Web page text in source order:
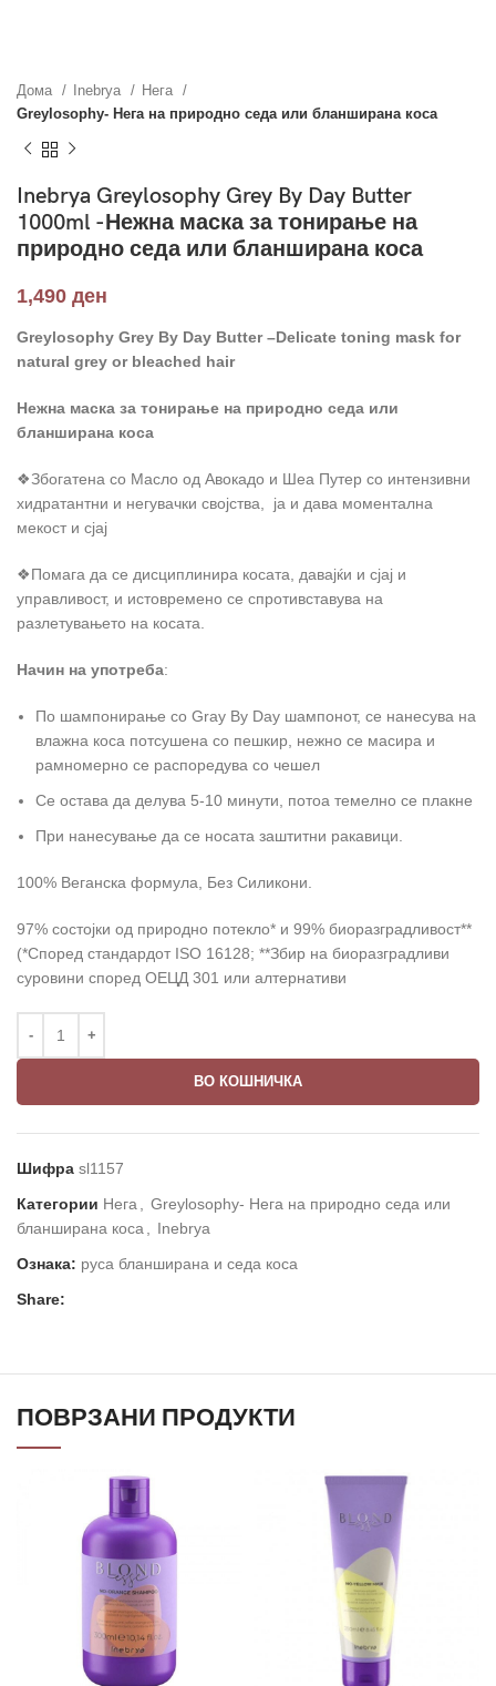
Дома Inebrya
Нега
Greylosophy- Нега на природно седа или бланширана коса
Inebrya Greylosophy Grey By Day Butter
1000ml -Нежна маска за тонирање на
природно седа или бланширана коса
1,490 ден
Greylosophy Grey By Day Butter –Delicate toning mask for
natural grey or bleached hair
Нежна маска за тонирање на природно седа или
бланширана коса
❖Збогатена со Масло од Авокадо и Шеа Путер со интензивни
хидратантни и негувачки својства, ја и дава моментална
мекост и сјај
❖Помага да се дисциплинира косата, давајќи и сјај и
управливост, и истовремено се спротивставува на
разлетувањето на косата.
Начин на употреба:
По шампонирање со Gray By Day шампонот, се нанесува на
влажна коса потсушена со пешкир, нежно се масира и
рамномерно се распоредува со чешел
Се остава да делува 5-10 минути, потоа темелно се плакне
При нанесување да се носата заштитни ракавици.
100% Веганска формула, Без Силикони.
97% состојки од природно потекло* и 99% биоразградливост**
(*Според стандардот ISO 16128; **Збир на биоразградливи
суровини според ОЕЦД 301 или алтернативи
ВО КОШНИЧКА
Шифра sl1157
Категории Нега
Greylosophy- Нега на природно седа или
бланширана коса
Inebrya
Ознака: руса бланширана и седа коса
Share:
ПОВРЗАНИ ПРОДУКТИ